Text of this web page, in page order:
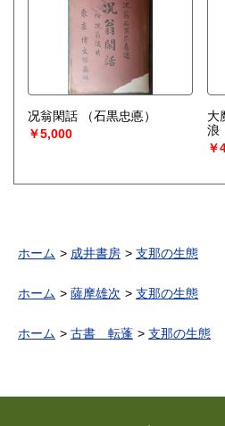
况翁閑話
（石黒忠悳）
￥5,000
大
浪
￥
ホーム 成井書房 支那の生態
ホーム 薩摩雄次 支那の生態
ホーム 古書 転蓬 支那の生態